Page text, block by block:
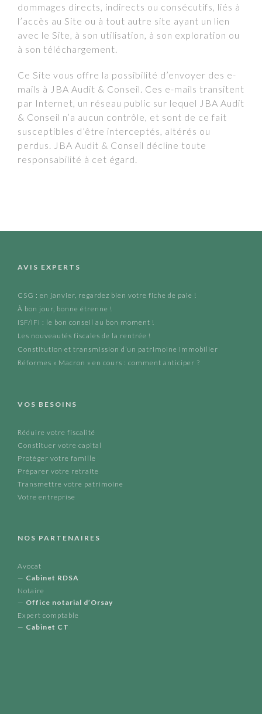
dommages directs, indirects ou consécutifs, liés à
l’accès au Site ou à tout autre site ayant un lien
avec le Site, à son utilisation, à son exploration ou
à son téléchargement.
Ce Site vous offre la possibilité d’envoyer des e-
mails à JBA Audit & Conseil. Ces e-mails transitent
par Internet, un réseau public sur lequel JBA Audit
& Conseil n’a aucun contrôle, et sont de ce fait
susceptibles d’être interceptés, altérés ou
perdus. JBA Audit & Conseil décline toute
responsabilité à cet égard.
AVIS EXPERTS
CSG : en janvier, regardez bien votre fiche de paie !
À bon jour, bonne étrenne !
ISF/IFI : le bon conseil au bon moment !
Les nouveautés fiscales de la rentrée !
Constitution et transmission d’un patrimoine immobilier
Réformes « Macron » en cours : comment anticiper ?
VOS BESOINS
Réduire votre fiscalité
Constituer votre capital
Protéger votre famille
Préparer votre retraite
Transmettre votre patrimoine
Votre entreprise
NOS PARTENAIRES
Avocat
— Cabinet RDSA
Notaire
— Office notarial d’Orsay
Expert comptable
— Cabinet CT